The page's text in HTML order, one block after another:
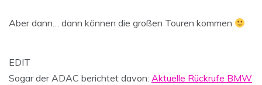
Aber dann… dann können die großen Touren kommen
EDIT
Sogar der ADAC berichtet davon: Aktuelle Rückrufe BMW